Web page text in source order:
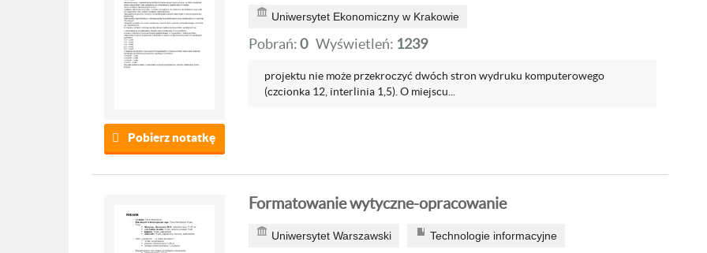
Pobierz notatkę
Uniwersytet Ekonomiczny w Krakowie
Pobrań:0 Wyświetleń: 1239
projektu nie może przekroczyć dwóch stron wydruku komputerowego
(czcionka 12, interlinia 1,5). O miejscu...
Formatowanie wytyczne-opracowanie
Uniwersytet Warszawski Technologie informacyjne